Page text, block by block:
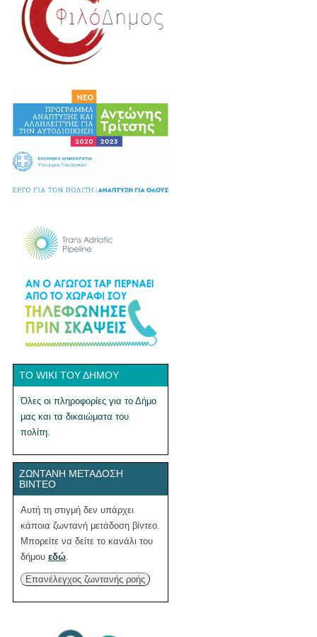
ΤΟ WIKI ΤΟΥ ΔΉΜΟΥ
Όλες οι πληροφορίες για το Δήμο
μας και τα δικαιώματα του
πολίτη.
ΖΩΝΤΑΝΉ ΜΕΤΆΔΟΣΗ
ΒΊΝΤΕΟ
Αυτή τη στιγμή δεν υπάρχει
κάποια ζωντανή μετάδοση βίντεο.
Μπορείτε να δείτε το κανάλι του
δήμου εδώ
Επανέλεγχος ζωντανής ροής